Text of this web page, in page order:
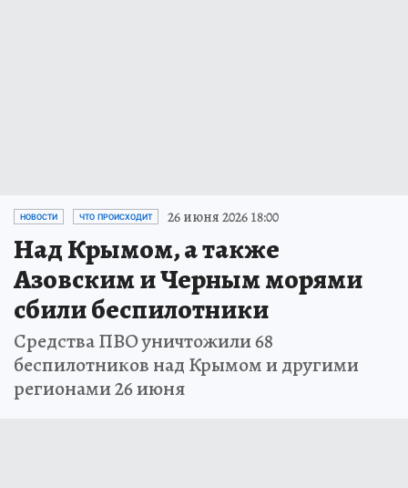
НОВОСТИ ЧТО ПРОИСХОДИТ 26 июня 2026 18:00
Над Крымом, а также
Азовским и Черным морями
сбили беспилотники
Средства ПВО уничтожили 68
беспилотников над Крымом и другими
регионами 26 июня